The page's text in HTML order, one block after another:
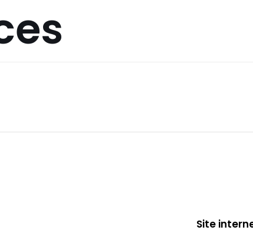
Site